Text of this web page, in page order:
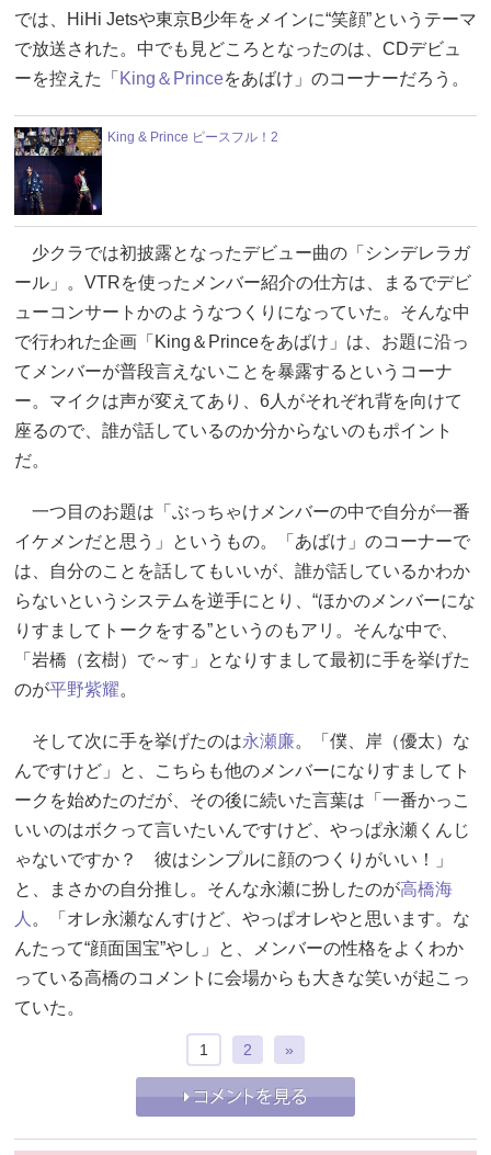
では、HiHi Jetsや東京B少年をメインに“笑顔”というテーマ
で放送された。中でも見どころとなったのは、CDデビュ
ーを控えた「 King＆Princeをあばけ」のコーナーだろう。
King & Prince ピースフル！2
少クラでは初披露となったデビュー曲の「シンデレラガ
ール」。VTRを使ったメンバー紹介の仕方は、まるでデビ
ューコンサートかのようなつくりになっていた。そんな中
で行われた企画「King＆Princeをあばけ」は、お題に沿っ
てメンバーが普段言えないことを暴露するというコーナ
ー。マイクは声が変えてあり、6人がそれぞれ背を向けて
座るので、誰が話しているのか分からないのもポイント
だ。
一つ目のお題は「ぶっちゃけメンバーの中で自分が一番
イケメンだと思う」というもの。「あばけ」のコーナーで
は、自分のことを話してもいいが、誰が話しているかわか
らないというシステムを逆手にとり、“ほかのメンバーにな
りすましてトークをする”というのもアリ。そんな中で、
「岩橋（玄樹）で～す」となりすまして最初に手を挙げた
のが平野紫耀。
そして次に手を挙げたのは永瀬廉。「僕、岸（優太）な
んですけど」と、こちらも他のメンバーになりすましてト
ークを始めたのだが、その後に続いた言葉は「一番かっこ
いいのはボクって言いたいんですけど、やっぱ永瀬くんじ
ゃないですか？ 彼はシンプルに顔のつくりがいい！」
と、まさかの自分推し。そんな永瀬に扮したのが高橋海
人 。「オレ永瀬なんすけど、やっぱオレやと思います。な
んたって“顔面国宝”やし」と、メンバーの性格をよくわか
っている高橋のコメントに会場からも大きな笑いが起こっ
ていた。
1 2 »